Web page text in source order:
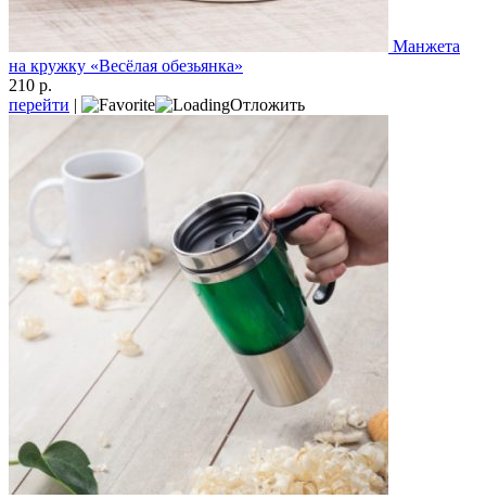
Манжета
на кружку «Весёлая обезьянка»
210 р.
перейти | Отложить